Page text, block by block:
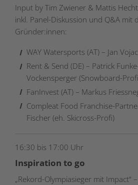
Input by Tim Zwiener & Mattis
inkl. Panel-Diskussion und Q&A mit
Gründer:innen:
WAY Watersports (AT) – Jan
Rent & Send (DE) – Patrick
Vockensperger (Snowboard-
FanInvest (AT) – Markus
Compleat Food Franchise-
Fischer (eh. Skicross-Profi)
16:30 bis 17:00 Uhr
Inspiration to go
„Rekord-Olympiasieger mit Impact“